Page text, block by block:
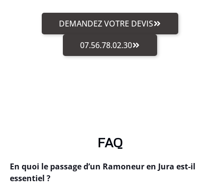
DEMANDEZ VOTRE DEVIS
07.56.78.02.30
FAQ
En quoi le passage d’un Ramoneur en Jura est-il
essentiel ?